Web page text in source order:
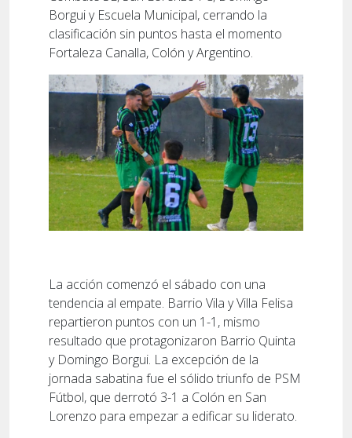
Borgui y Escuela Municipal, cerrando la
clasificación sin puntos hasta el momento
Fortaleza Canalla, Colón y Argentino.
La acción comenzó el sábado con una
tendencia al empate. Barrio Vila y Villa Felisa
repartieron puntos con un 1-1, mismo
resultado que protagonizaron Barrio Quinta
y Domingo Borgui. La excepción de la
jornada sabatina fue el sólido triunfo de PSM
Fútbol, que derrotó 3-1 a Colón en San
Lorenzo para empezar a edificar su liderato.